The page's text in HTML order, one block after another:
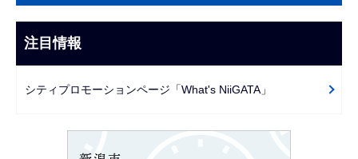
ま
で
ゲ
注目情報
シティプロモーションページ「What's NiiGATA」